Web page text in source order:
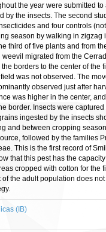
the year were submitted
by the insects. The second
and four controls
season by walking in
third of five plants and from
migrated from the
borders to the center of the
was not observed. The
observed just after
was higher in the center,
border. Insects were
ingested by the insects
and between cropping
followed by the families
This is the first record of
that this pest has the
cropped with cotton for the
the adult population does
(IB)